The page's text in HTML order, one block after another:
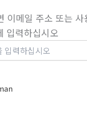
이메일 주소 또는 사
입력하십시오